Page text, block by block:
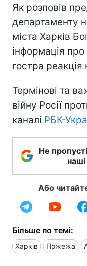
Як розповів
департаменту
міста Харків
інформація
гостра реакція
Термінові та
війну Росії
каналі РБК-
Не
Або
Більше по темі:
Харків Пожежа